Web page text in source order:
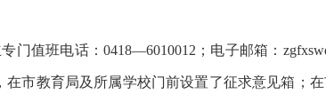
门值班电话：0418—6010012；电子邮箱：
市教育局及所属学校门前设置了征求意见箱；